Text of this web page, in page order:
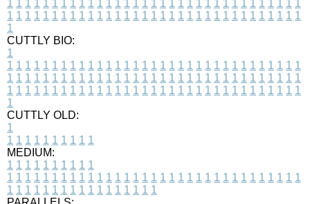
1 1 1 1 1 1 1 1 1 1 1 1 1 1 1 1 1 1 1 1 1 1 1 1 1 1 1 1 1 1 1 1 1
1 1 1 1 1 1 1 1 1 1 1 1 1 1 1 1 1 1 1 1 1 1 1 1 1 1 1 1 1 1 1 1 1
1
CUTTLY BIO:
1
1 1 1 1 1 1 1 1 1 1 1 1 1 1 1 1 1 1 1 1 1 1 1 1 1 1 1 1 1 1 1 1 1
1 1 1 1 1 1 1 1 1 1 1 1 1 1 1 1 1 1 1 1 1 1 1 1 1 1 1 1 1 1 1 1 1
1 1 1 1 1 1 1 1 1 1 1 1 1 1 1 1 1 1 1 1 1 1 1 1 1 1 1 1 1 1 1 1 1
1
CUTTLY OLD:
1
1 1 1 1 1 1 1 1 1 1
MEDIUM:
1 1 1 1 1 1 1 1 1 1
1 1 1 1 1 1 1 1 1 1 1 1 1 1 1 1 1 1 1 1 1 1 1 1 1 1 1 1 1 1 1 1 1
1 1 1 1 1 1 1 1 1 1 1 1 1 1 1 1 1